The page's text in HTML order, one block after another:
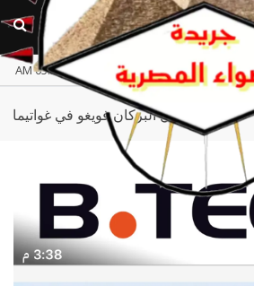
أخر تحديث 05:57:44 AM
الثوران البركان فويغو في